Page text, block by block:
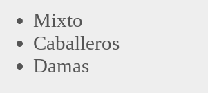
Mixto
Caballeros
Damas